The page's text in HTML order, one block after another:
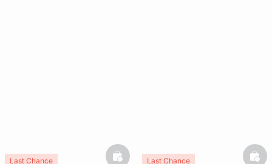
Last Chance basketfullLast Chance